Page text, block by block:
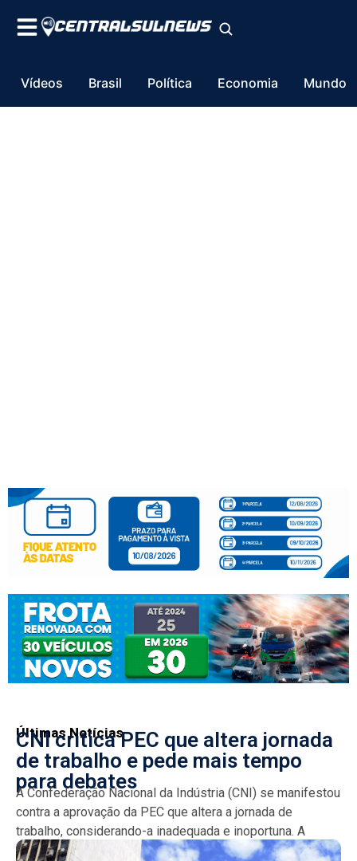
Vídeos Brasil Política Economia Mundo
Últimas Notícias
CNI critica PEC que altera jornada
de trabalho e pede mais tempo
para debates
A Confederação Nacional da Indústria (CNI) se manifestou
contra a aprovação da PEC que altera a jornada de
trabalho, considerando-a inadequada e inoportuna. A
entidade...